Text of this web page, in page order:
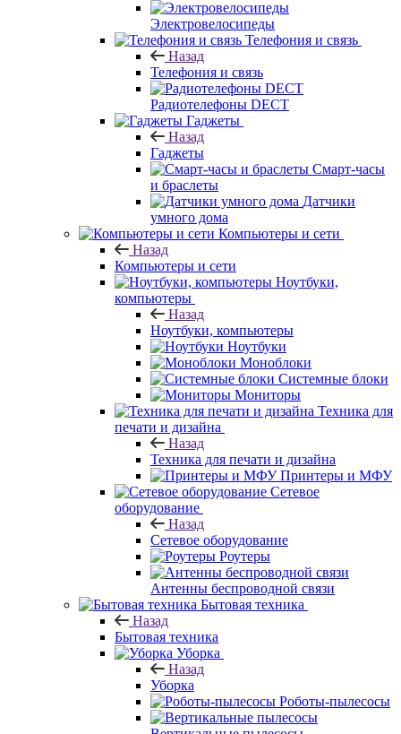
Электровелосипеды
Телефония и связь
Назад
Телефония и связь
Радиотелефоны DECT
Гаджеты
Назад
Гаджеты
Смарт-часы
и браслеты
Датчики
умного дома
Компьютеры и сети
Назад
Компьютеры и сети
Ноутбуки,
компьютеры
Назад
Ноутбуки, компьютеры
Ноутбуки
Моноблоки
Системные блоки
Мониторы
Техника для
печати и дизайна
Назад
Техника для печати и дизайна
Принтеры и МФУ
Сетевое
оборудование
Назад
Сетевое оборудование
Роутеры
Антенны беспроводной связи
Бытовая техника
Назад
Бытовая техника
Уборка
Назад
Уборка
Роботы-пылесосы